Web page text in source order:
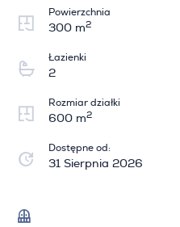
Powierzchnia
300 m2
Łazienki
2
Rozmiar działki
600 m2
Dostępne od:
31 Sierpnia 2026